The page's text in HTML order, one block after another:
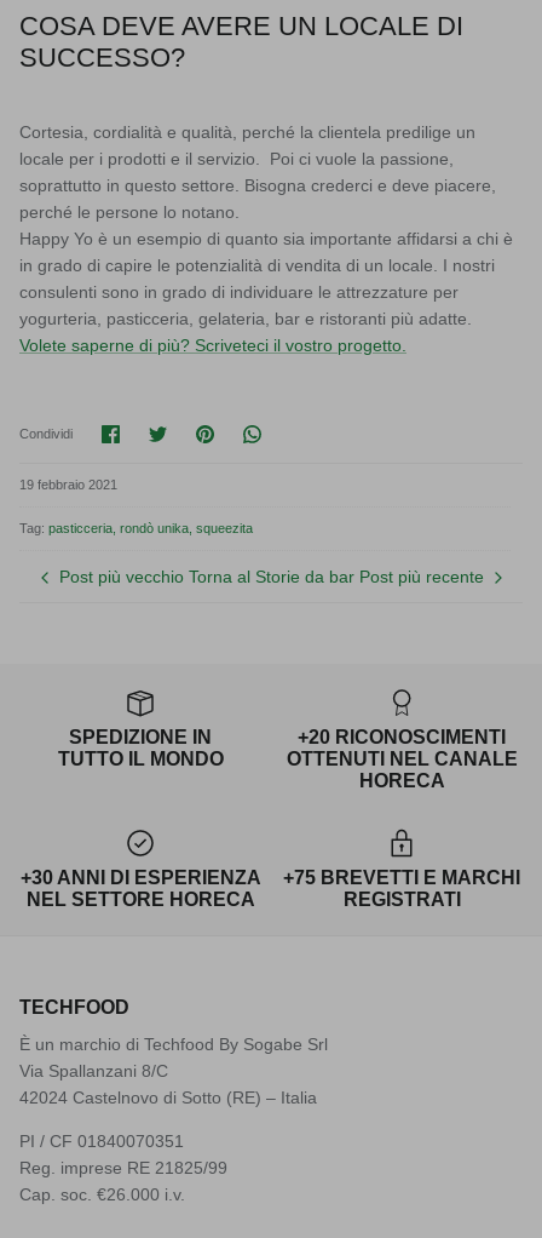
COSA DEVE AVERE UN LOCALE DI
SUCCESSO?
Cortesia, cordialità e qualità, perché la clientela predilige un
locale per i prodotti e il servizio. Poi ci vuole la passione,
soprattutto in questo settore. Bisogna crederci e deve piacere,
perché le persone lo notano.
Happy Yo è un esempio di quanto sia importante affidarsi a chi è
in grado di capire le potenzialità di vendita di un locale. I nostri
consulenti sono in grado di individuare le attrezzature per
yogurteria, pasticceria, gelateria, bar e ristoranti più adatte.
Volete saperne di più? Scriveteci il vostro progetto.
Condividi Condividi su Facebook
Condividi su Twitter
Condividi su Pinterest
Translation missing:
19 febbraio 2021
Tag: pasticceria rondò unika squeezita
Post più vecchio Torna al Storie da bar Post più recente
SPEDIZIONE IN
TUTTO IL MONDO
+20 RICONOSCIMENTI
OTTENUTI NEL CANALE
HORECA
+30 ANNI DI ESPERIENZA
NEL SETTORE HORECA
+75 BREVETTI E MARCHI
REGISTRATI
TECHFOOD
È un marchio di Techfood By Sogabe Srl
Via Spallanzani 8/C
42024 Castelnovo di Sotto (RE) – Italia
PI / CF 01840070351
Reg. imprese RE 21825/99
Cap. soc. €26.000 i.v.